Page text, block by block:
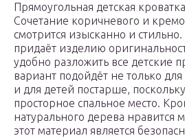
Прямоугольная детская
Сочетание коричневого и
смотрится изысканно и
придаёт изделию
удобно разложить все детские
вариант подойдёт не только
и для детей постарше,
просторное спальное место.
натурального дерева нравится
этот материал является